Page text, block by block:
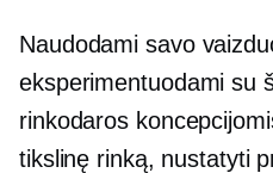
Naudodami savo
eksperimentuodami su
rinkodaros
tikslinę rinką, nustatyti